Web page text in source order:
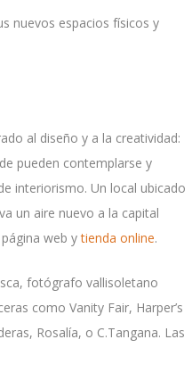
nuevos espacios físicos y
al diseño y a la creatividad:
pueden contemplarse y
interiorismo. Un local ubicado
un aire nuevo a la capital
página web ytienda online.
fotógrafo vallisoletano
como Vanity Fair, Harper’s
Rosalía, o C.Tangana. Las